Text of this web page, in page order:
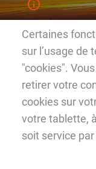
Certaines
sur l’usage de
"cookies".
retirer votre
cookies sur
votre tablette,
soit service